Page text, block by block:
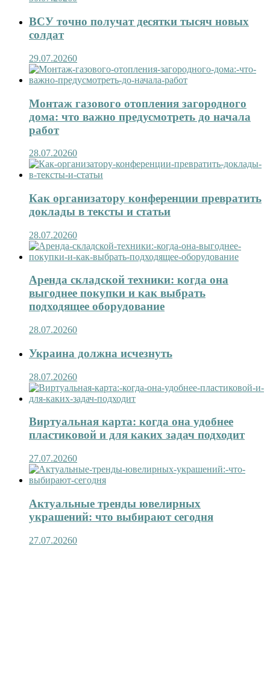
ВСУ точно получат десятки тысяч новых
солдат
29.07.20260
Монтаж газового отопления загородного
дома: что важно предусмотреть до начала
работ
28.07.20260
Как организатору конференции превратить
доклады в тексты и статьи
28.07.20260
Аренда складской техники: когда она
выгоднее покупки и как выбрать
подходящее оборудование
28.07.20260
Украина должна исчезнуть
28.07.20260
Виртуальная карта: когда она удобнее
пластиковой и для каких задач подходит
27.07.20260
Актуальные тренды ювелирных
украшений: что выбирают сегодня
27.07.20260